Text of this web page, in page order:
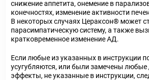
снижение аппетита, онемение в
конечностях, изменение активности
В некоторых случаях Цераксон® может
парасимпатическую систему, а также
кратковременное изменение АД.
Если любые из указанных в инструкции
усугубляются, или были замечены любые
эффекты, не указанные в инструкции,